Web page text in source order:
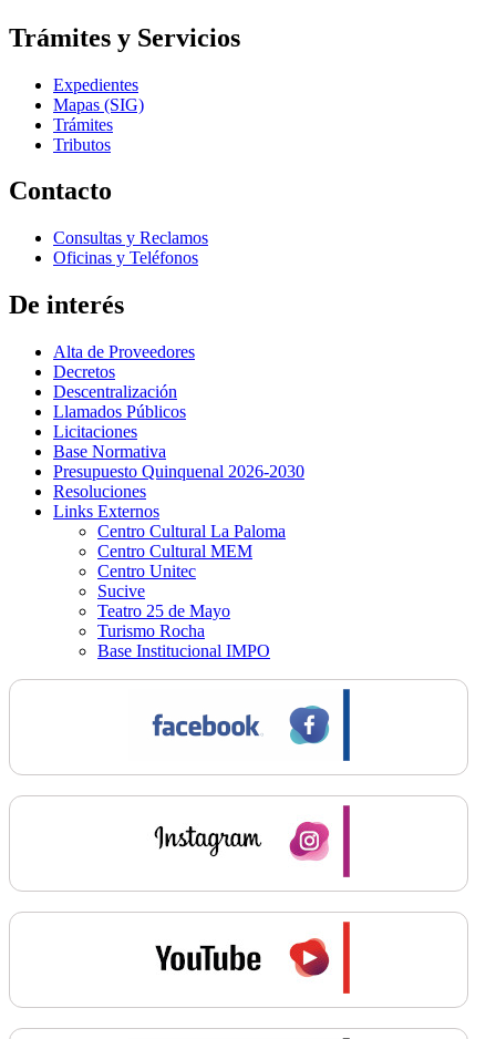
Trámites y Servicios
Expedientes
Mapas (SIG)
Trámites
Tributos
Contacto
Consultas y Reclamos
Oficinas y Teléfonos
De interés
Alta de Proveedores
Decretos
Descentralización
Llamados Públicos
Licitaciones
Base Normativa
Presupuesto Quinquenal 2026-2030
Resoluciones
Links Externos
Centro Cultural La Paloma
Centro Cultural MEM
Centro Unitec
Sucive
Teatro 25 de Mayo
Turismo Rocha
Base Institucional IMPO